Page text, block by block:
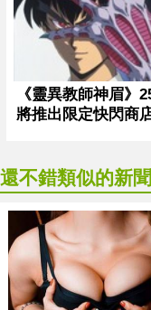
還不錯類似的新聞